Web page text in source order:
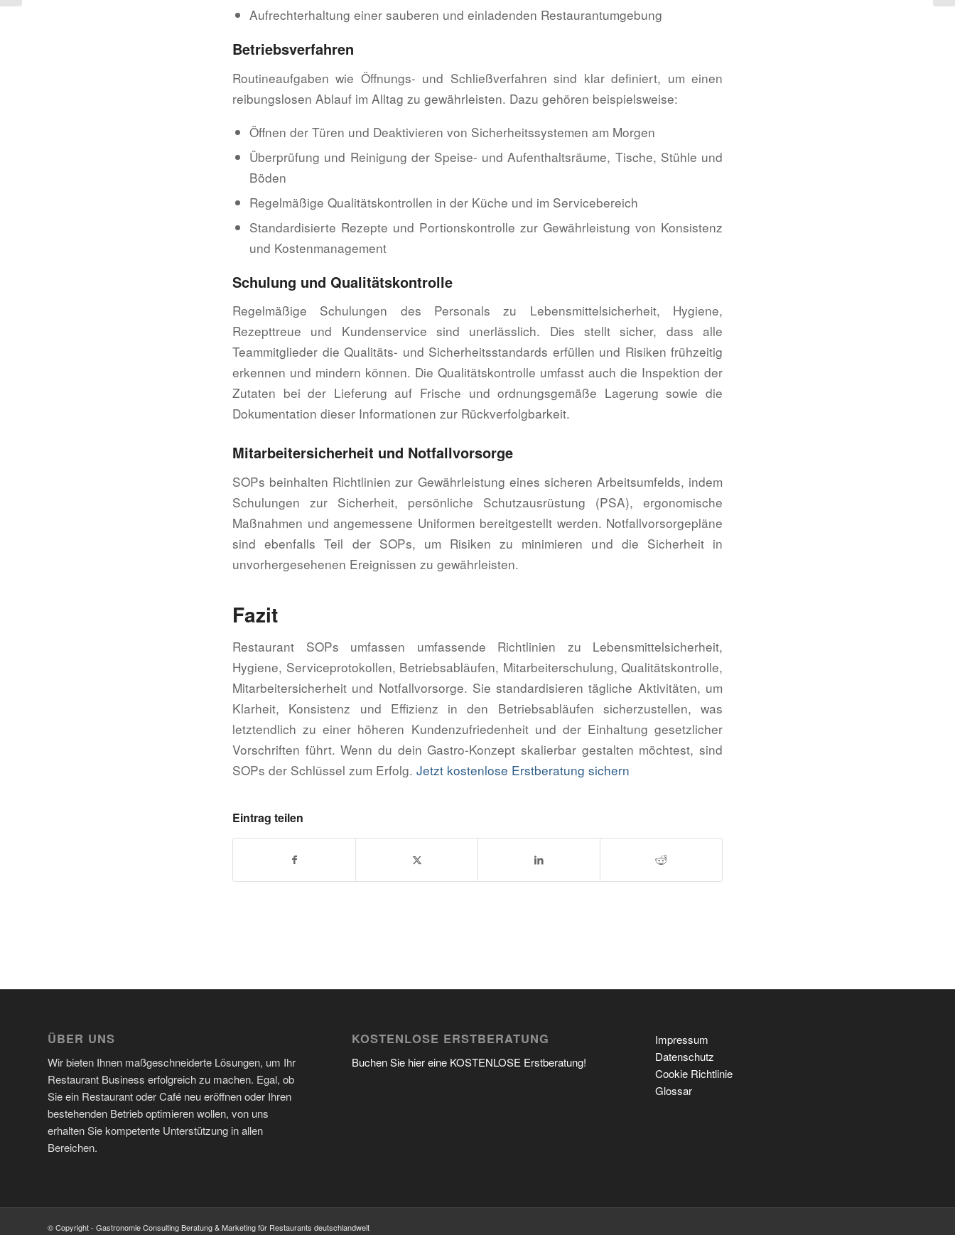
Aufrechterhaltung einer sauberen und einladenden Restaurantumgebung
Betriebsverfahren
Routineaufgaben wie Öffnungs- und Schließverfahren sind klar definiert, um einen
reibungslosen Ablauf im Alltag zu gewährleisten. Dazu gehören beispielsweise:
Öffnen der Türen und Deaktivieren von Sicherheitssystemen am Morgen
Überprüfung und Reinigung der Speise- und Aufenthaltsräume, Tische, Stühle und
Böden
Regelmäßige Qualitätskontrollen in der Küche und im Servicebereich
Standardisierte Rezepte und Portionskontrolle zur Gewährleistung von Konsistenz
und Kostenmanagement
Schulung und Qualitätskontrolle
Regelmäßige Schulungen des Personals zu Lebensmittelsicherheit, Hygiene,
Rezepttreue und Kundenservice sind unerlässlich. Dies stellt sicher, dass alle
Teammitglieder die Qualitäts- und Sicherheitsstandards erfüllen und Risiken frühzeitig
erkennen und mindern können. Die Qualitätskontrolle umfasst auch die Inspektion der
Zutaten bei der Lieferung auf Frische und ordnungsgemäße Lagerung sowie die
Dokumentation dieser Informationen zur Rückverfolgbarkeit.
Mitarbeitersicherheit und Notfallvorsorge
SOPs beinhalten Richtlinien zur Gewährleistung eines sicheren Arbeitsumfelds, indem
Schulungen zur Sicherheit, persönliche Schutzausrüstung (PSA), ergonomische
Maßnahmen und angemessene Uniformen bereitgestellt werden. Notfallvorsorgepläne
sind ebenfalls Teil der SOPs, um Risiken zu minimieren und die Sicherheit in
unvorhergesehenen Ereignissen zu gewährleisten.
Fazit
Restaurant SOPs umfassen umfassende Richtlinien zu Lebensmittelsicherheit,
Hygiene, Serviceprotokollen, Betriebsabläufen, Mitarbeiterschulung, Qualitätskontrolle,
Mitarbeitersicherheit und Notfallvorsorge. Sie standardisieren tägliche Aktivitäten, um
Klarheit, Konsistenz und Effizienz in den Betriebsabläufen sicherzustellen, was
letztendlich zu einer höheren Kundenzufriedenheit und der Einhaltung gesetzlicher
Vorschriften führt. Wenn du dein Gastro-Konzept skalierbar gestalten möchtest, sind
SOPs der Schlüssel zum Erfolg. Jetzt kostenlose Erstberatung sichern
Eintrag teilen
ÜBER UNS
Wir bieten Ihnen maßgeschneiderte Lösungen, um Ihr
Restaurant Business erfolgreich zu machen. Egal, ob
Sie ein Restaurant oder Café neu eröffnen oder Ihren
bestehenden Betrieb optimieren wollen, von uns
erhalten Sie kompetente Unterstützung in allen
Bereichen.
KOSTENLOSE ERSTBERATUNG
Buchen Sie hier eine KOSTENLOSE Erstberatung!
Impressum
Datenschutz
Cookie Richtlinie
Glossar
© Copyright - Gastronomie Consulting Beratung & Marketing für Restaurants deutschlandweit